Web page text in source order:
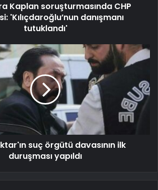
Kaplan soruşturmasında CHP
'Kılıçdaroğlu’nun danışmanı
tutuklandı'
suç örgütü davasının ilk
duruşması yapıldı